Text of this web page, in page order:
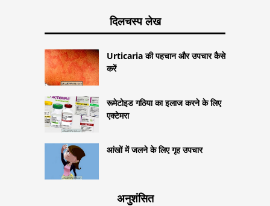
दिलचस्प लेख
Urticaria की पहचान और उपचार कैसे
करें
रूमेटोइड गठिया का इलाज करने के लिए
एक्टेमरा
आंखों में जलने के लिए गृह उपचार
अनुशंसित